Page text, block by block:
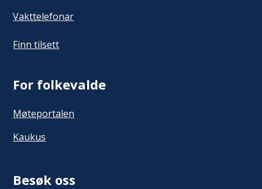
Vakttelefonar
Finn tilsett
For folkevalde
Møteportalen
Kaukus
Besøk oss